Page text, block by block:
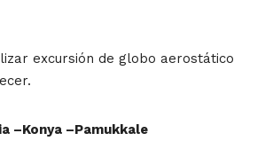
excursión de globo aerostático
–Konya –Pamukkale